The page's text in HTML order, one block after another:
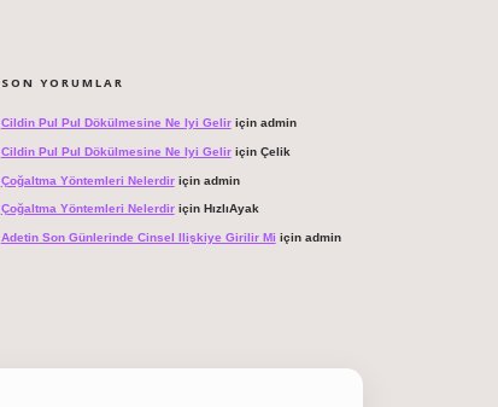
SON YORUMLAR
Cildin Pul Pul Dökülmesine Ne Iyi Geliriçin admin
Cildin Pul Pul Dökülmesine Ne Iyi Geliriçin Çelik
Çoğaltma Yöntemleri Nelerdiriçin admin
Çoğaltma Yöntemleri Nelerdiriçin HızlıAyak
Adetin Son Günlerinde Cinsel Ilişkiye Girilir Mi için admin